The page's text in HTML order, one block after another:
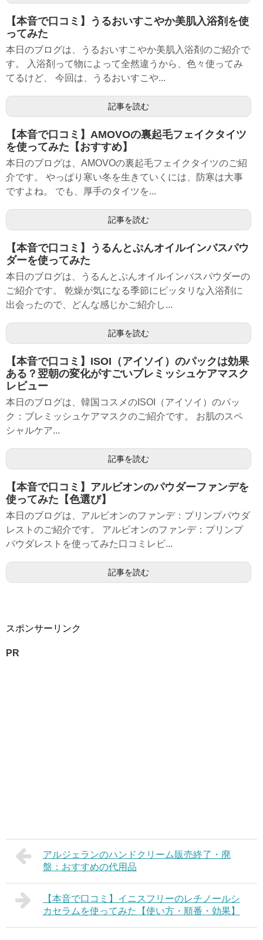
【本音で口コミ】うるおいすこやか美肌入浴剤を使
ってみた
本日のブログは、うるおいすこやか美肌入浴剤のご紹介で
す。 入浴剤って物によって全然違うから、色々使ってみ
てるけど、 今回は、うるおいすこや...
記事を読む
【本音で口コミ】AMOVOの裏起毛フェイクタイツ
を使ってみた【おすすめ】
本日のブログは、AMOVOの裏起毛フェイクタイツのご紹
介です。 やっぱり寒い冬を生きていくには、防寒は大事
ですよね。 でも、厚手のタイツを...
記事を読む
【本音で口コミ】うるんとぷんオイルインバスパウ
ダーを使ってみた
本日のブログは、うるんとぷんオイルインバスパウダーの
ご紹介です。 乾燥が気になる季節にピッタリな入浴剤に
出会ったので、どんな感じかご紹介し...
記事を読む
【本音で口コミ】ISOI（アイソイ）のパックは効果
ある？翌朝の変化がすごいブレミッシュケアマスク
レビュー
本日のブログは、韓国コスメのISOI（アイソイ）のパッ
ク：ブレミッシュケアマスクのご紹介です。 お肌のスペ
シャルケア...
記事を読む
【本音で口コミ】アルビオンのパウダーファンデを
使ってみた【色選び】
本日のブログは、アルビオンのファンデ：プリンプパウダ
レストのご紹介です。 アルビオンのファンデ：プリンプ
パウダレストを使ってみた口コミレビ...
記事を読む
スポンサーリンク
PR
アルジェランのハンドクリーム販売終了・廃
盤：おすすめの代用品
【本音で口コミ】イニスフリーのレチノールシ
カセラムを使ってみた【使い方・順番・効果】